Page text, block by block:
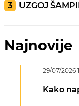
UZGOJ
Najnovije
Kako
29/07/2026